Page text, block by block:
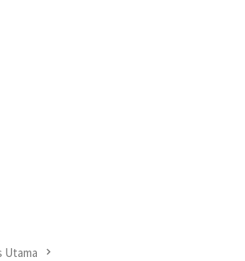
Utama